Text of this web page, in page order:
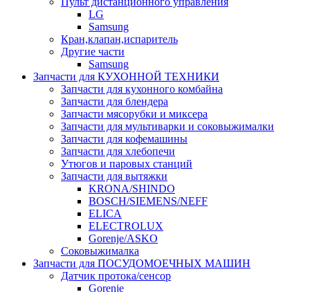
LG
Samsung
Кран,клапан,испаритель
Другие части
Samsung
Запчасти для КУХОННОЙ ТЕХНИКИ
Запчасти для кухонного комбайна
Запчасти для блендера
Запчасти мясорубки и миксера
Запчасти для мультиварки и соковыжималки
Запчасти для кофемашины
Запчасти для хлебопечи
Утюгов и паровых станций
Запчасти для вытяжки
KRONA/SHINDO
BOSCH/SIEMENS/NEFF
ELICA
ELECTROLUX
Gorenje/ASKO
Соковыжималка
Запчасти для ПОСУДОМОЕЧНЫХ МАШИН
Датчик протока/сенсор
Gorenje